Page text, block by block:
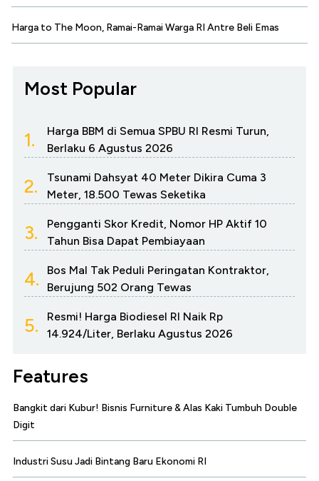
Harga to The Moon, Ramai-Ramai Warga RI Antre Beli Emas
Most Popular
1.
Harga BBM di Semua SPBU RI Resmi Turun,
Berlaku 6 Agustus 2026
2.
Tsunami Dahsyat 40 Meter Dikira Cuma 3
Meter, 18.500 Tewas Seketika
3.
Pengganti Skor Kredit, Nomor HP Aktif 10
Tahun Bisa Dapat Pembiayaan
4.
Bos Mal Tak Peduli Peringatan Kontraktor,
Berujung 502 Orang Tewas
5.
Resmi! Harga Biodiesel RI Naik Rp
14.924/Liter, Berlaku Agustus 2026
Features
Bangkit dari Kubur! Bisnis Furniture & Alas Kaki Tumbuh Double
Digit
Industri Susu Jadi Bintang Baru Ekonomi RI